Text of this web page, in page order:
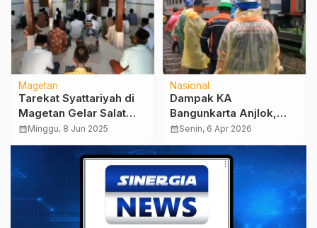
Magetan
Tarekat Syattariyah di
Magetan Gelar Salat
Idul Adha 8 Juni,
Potong 23 Hewan
calendar_monthMinggu, 8 Jun 2025
Nasional
Dampak KA
Bangunkarta Anjlok,
Sejumlah Perjalanan KA
di Daop 7 Madiun
Dialihkan dan
Dibatalkan
calendar_monthSenin, 6 Apr 2026